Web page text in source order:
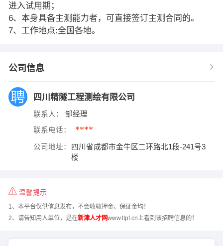
进入试用期；
6、本身具备主测能力者，可直接签订主测合同的。
7、工作地点:全国各地。
公司信息
四川精隧工程测绘有限公司
联系人： 邹经理
联系电话： ****
公司地址：
四川省成都市金牛区二环路北1段-241号3
楼
温馨提示
1、本平台仅供信息发布，不会收取押金、保证金均！
2、请告知用人单位，是在新津人才网www.ltpf.cn上看到该招聘信息的！